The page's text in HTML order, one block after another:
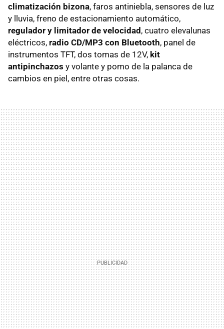
climatización bizona, faros antiniebla, sensores de luz
y lluvia, freno de estacionamiento automático,
regulador y limitador de velocidad, cuatro elevalunas
eléctricos, radio CD/MP3 con Bluetooth, panel de
instrumentos TFT, dos tomas de 12V, kit
antipinchazos y volante y pomo de la palanca de
cambios en piel, entre otras cosas.